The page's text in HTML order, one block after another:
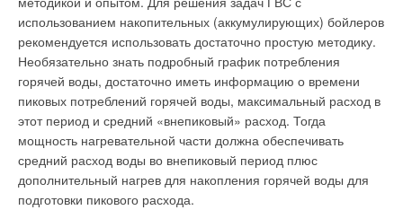
использованием накопительных (аккумулирующих) бойлеров
рекомендуется использовать достаточно простую методику.
Необязательно знать подробный график потребления
горячей воды, достаточно иметь информацию о времени
пиковых потреблений горячей воды, максимальный расход в
этот период и средний «внепиковый» расход. Тогда
мощность нагревательной части должна обеспечивать
средний расход воды во внепиковый период плюс
дополнительный нагрев для накопления горячей воды для
подготовки пикового расхода.
минут (при Δt = 30 °C). Котлы увеличенной мощности серии
Luna HT Residential — продолжение гаммы передовых
котлов серии Luna HT — достигают мощности 100 кВт.
Первичный теплообменник, камера сгорания и
теплообменник либо бойлер контура горячего
водоснабжения (у двухконтурных моделей) у всех трех серий
изготавливаются из нержавеющей стали AISI 316L.В системе
управления и индикации производитель делает ставку на
высокую информативность.
ДА
Добавить комментарий
Ваше имя *